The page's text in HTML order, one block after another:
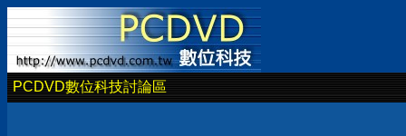
PCDVD數位科技討論區